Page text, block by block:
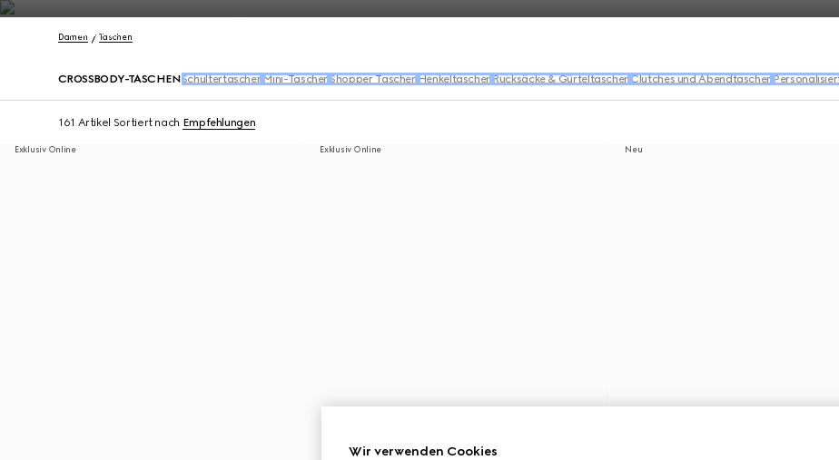
Kontakt
Damen Taschen
CROSSBODY-TASCHEN Schultertaschen Mini-Taschen Shopper Taschen Henkeltaschen Rucksäcke & Gürteltaschen Clutches und Abendtaschen
161 Artikel Sortiert nach Empfehlungen
Exklusiv Online Exklusiv Online Neu
Wir verwenden Cookies